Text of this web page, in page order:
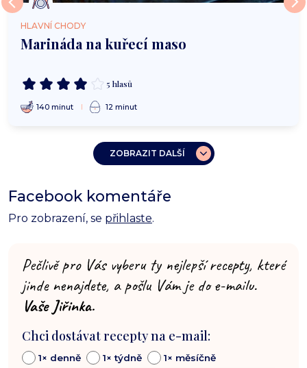
HLAVNÍ CHODY
Marináda na kuřecí maso
5 hlasů
140 minut 12 minut
ZOBRAZIT DALŠÍ
Facebook komentáře
Pro zobrazení, se přihlaste.
Pečlivě pro Vás vyberu ty nejlepší recepty, které
jinde nenajdete, a pošlu Vám je do e-mailu.
Vaše Jiřinka.
Chci dostávat recepty na e-mail:
1× denně 1× týdně 1× měsíčně